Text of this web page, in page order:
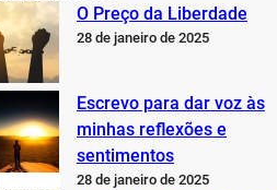
O Preço da Liberdade
28 de janeiro de 2025
Escrevo para dar voz às
minhas reflexões e
sentimentos
28 de janeiro de 2025